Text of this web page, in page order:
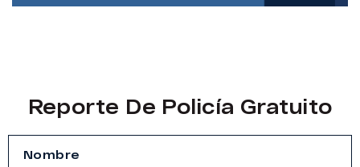
Reporte De Policía Gratuito